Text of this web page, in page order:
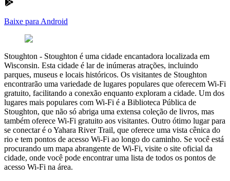
Baixe para Android
Stoughton - Stoughton é uma cidade encantadora localizada em
Wisconsin. Esta cidade é lar de inúmeras atrações, incluindo
parques, museus e locais históricos. Os visitantes de Stoughton
encontrarão uma variedade de lugares populares que oferecem Wi-Fi
gratuito, facilitando a conexão enquanto exploram a cidade. Um dos
lugares mais populares com Wi-Fi é a Biblioteca Pública de
Stoughton, que não só abriga uma extensa coleção de livros, mas
também oferece Wi-Fi gratuito aos visitantes. Outro ótimo lugar para
se conectar é o Yahara River Trail, que oferece uma vista cênica do
rio e tem pontos de acesso Wi-Fi ao longo do caminho. Se você está
procurando um mapa abrangente de Wi-Fi, visite o site oficial da
cidade, onde você pode encontrar uma lista de todos os pontos de
acesso Wi-Fi na área.